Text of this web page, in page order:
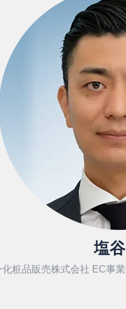
塩
化粧品販売株式会社 EC事